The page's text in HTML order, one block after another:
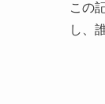
この
し、